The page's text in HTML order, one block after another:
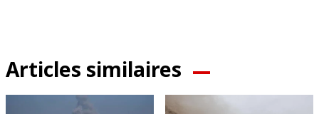
Articles similaires